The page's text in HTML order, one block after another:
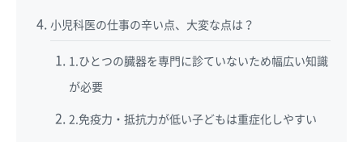
小児科医の仕事の辛い点、大変な点は？
1.ひとつの臓器を専門に診ていないため幅広い知識
が必要
2.免疫力・抵抗力が低い子どもは重症化しやすい